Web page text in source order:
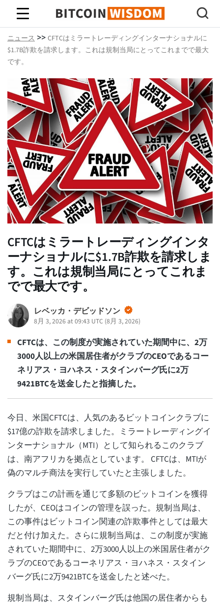
ビットコインの知恵
ニュース >> CFTCはミラートレーディングインターナショナルに
$1.7B詐欺を請求します。これは規制当局にとってこれまでで最大
です。
CFTCはミラートレーディングインタ
ーナショナルに$1.7B詐欺を請求しま
す。これは規制当局にとってこれま
でで最大です。
レベッカ・デビッドソン
8月 3, 2026 at 09:43 UTC (8月 3, 2026)
CFTCは、この制度が実施されていた期間中に、2万
3000人以上の米国居住者がクラブのCEOであるコー
ネリアス・ヨハネス・スタインバーグ氏に2万
9421BTCを送金したと指摘した。
今日、米国CFTCは、人気のあるビットコインクラブに
$17億の詐欺を請求しました。ミラートレーディングイ
ンターナショナル（MTI）として知られるこのクラブ
は、南アフリカを拠点としています。 CFTCは、MTIが
偽のマルチ商法を実行していたと主張しました。
クラブはこの計画を通じて多額のビットコインを獲得
したが、CEOはコインの管理を誤った。規制当局は、
この事件はビットコイン関連の詐欺事件としては最大
だと付け加えた。さらに規制当局は、この制度が実施
されていた期間中に、2万3000人以上の米国居住者がク
ラブのCEOであるコーネリアス・ヨハネス・スタイン
バーグ氏に2万9421BTCを送金したと述べた。
規制当局は、スタインバーグ氏は他国の居住者からも